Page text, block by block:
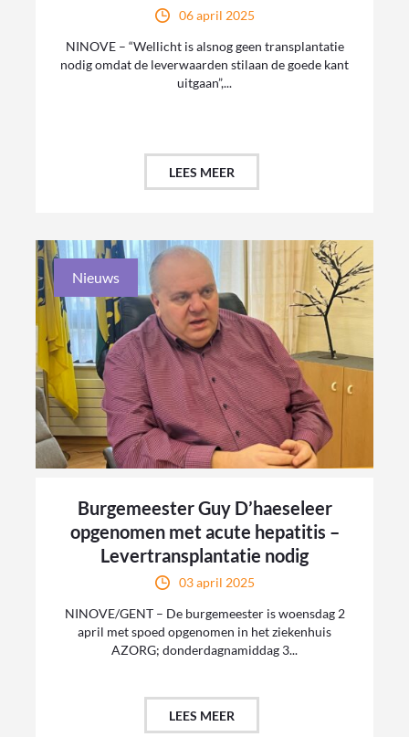
06 april 2025
NINOVE – “Wellicht is alsnog geen transplantatie
nodig omdat de leverwaarden stilaan de goede kant
uitgaan”,...
LEES MEER
Nieuws
Burgemeester Guy D’haeseleer
opgenomen met acute hepatitis –
Levertransplantatie nodig
03 april 2025
NINOVE/GENT – De burgemeester is woensdag 2
april met spoed opgenomen in het ziekenhuis
AZORG; donderdagnamiddag 3...
LEES MEER